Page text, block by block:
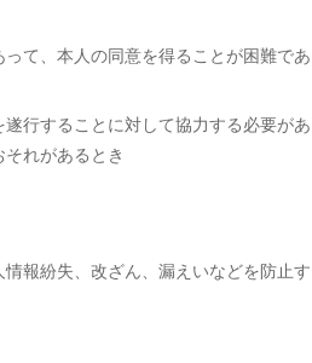
て、本人の同意を得ることが困難であ
行することに対して協力する必要があ
れがあるとき
報紛失、改ざん、漏えいなどを防止す